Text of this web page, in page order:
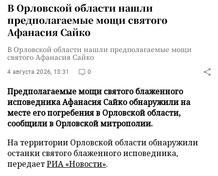
В Орловской области нашли
предполагаемые мощи святого
Афанасия Сайко
В Орловской области нашли предполагаемые мощи
святого Афанасия Сайко
4 августа 2026, 13:31 0
Предполагаемые мощи святого блаженного
исповедника Афанасия Сайко обнаружили на
месте его погребения в Орловской области,
сообщили в Орловской митрополии.
На территории Орловской области обнаружили
останки святого блаженного исповедника,
передаетРИА «Новости».